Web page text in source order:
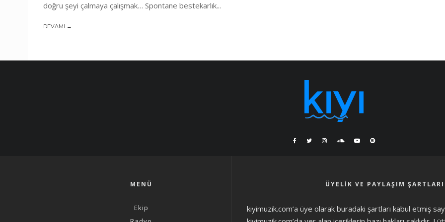
doğru şeyi çalmaya çalışmak… Spontane bestekarlık...
DEVAMI →
MENÜ
Ekip
ÜYELIK VE PAYLAŞIM ŞARTLARI
kiyimuzik.com’a üye olarak buradaki şartları kabul etmiş